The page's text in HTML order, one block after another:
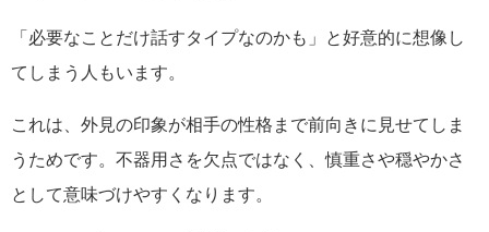
「必要なことだけ話すタイプなのかも」と好意的に想像し
てしまう人もいます。
これは、外見の印象が相手の性格まで前向きに見せてしま
うためです。不器用さを欠点ではなく、慎重さや穏やかさ
として意味づけやすくなります。